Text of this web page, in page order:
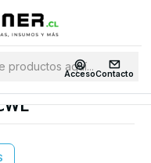
AccesoContacto
a Todo Chile · Retiro en
BROTHER